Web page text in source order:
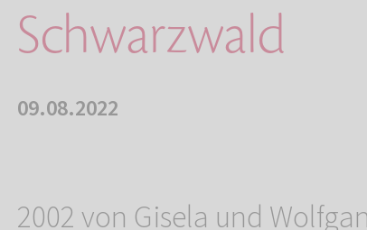
Schwarzwald
09.08.2022
2002 von Gisela und